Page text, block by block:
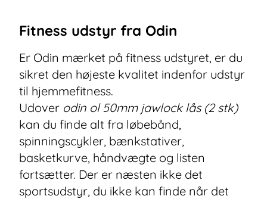
Fitness udstyr fra Odin
Er Odin mærket på fitness udstyret, er du
sikret den højeste kvalitet indenfor udstyr
til hjemmefitness.
Udover odin ol 50mm jawlock lås (2 stk)
kan du finde alt fra løbebånd,
spinningscykler, bænkstativer,
basketkurve, håndvægte og listen
fortsætter. Der er næsten ikke det
sportsudstyr, du ikke kan finde når det